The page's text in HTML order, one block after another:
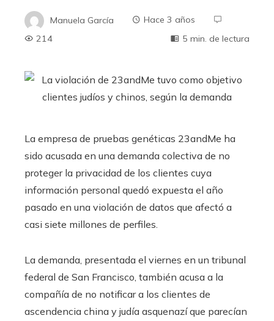
Manuela García
Hace 3 años
214
5 min. de lectura
La empresa de pruebas genéticas 23andMe ha
sido acusada en una demanda colectiva de no
proteger la privacidad de los clientes cuya
información personal quedó expuesta el año
pasado en una violación de datos que afectó a
casi siete millones de perfiles.
La demanda, presentada el viernes en un tribunal
federal de San Francisco, también acusa a la
compañía de no notificar a los clientes de
ascendencia china y judía asquenazí que parecían